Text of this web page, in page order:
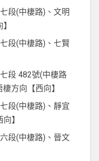
段(中棲路)、文明
段(中棲路)、七賢
段 482號(中棲路
方向【西向】
段(中棲路)、靜宜
】
段(中棲路)、晉文